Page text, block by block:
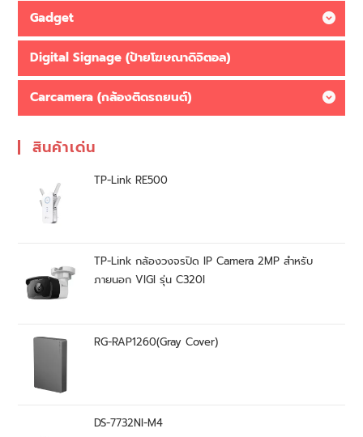
Gadget
Digital Signage (ป้ายโฆษณาดิจิตอล)
Carcamera (กล้องติดรถยนต์)
สินค้าเด่น
TP-Link RE500
TP-Link กล้องวงจรปิด IP Camera 2MP สำหรับ
ภายนอก VIGI รุ่น C320I
RG-RAP1260(Gray Cover)
DS-7732NI-M4